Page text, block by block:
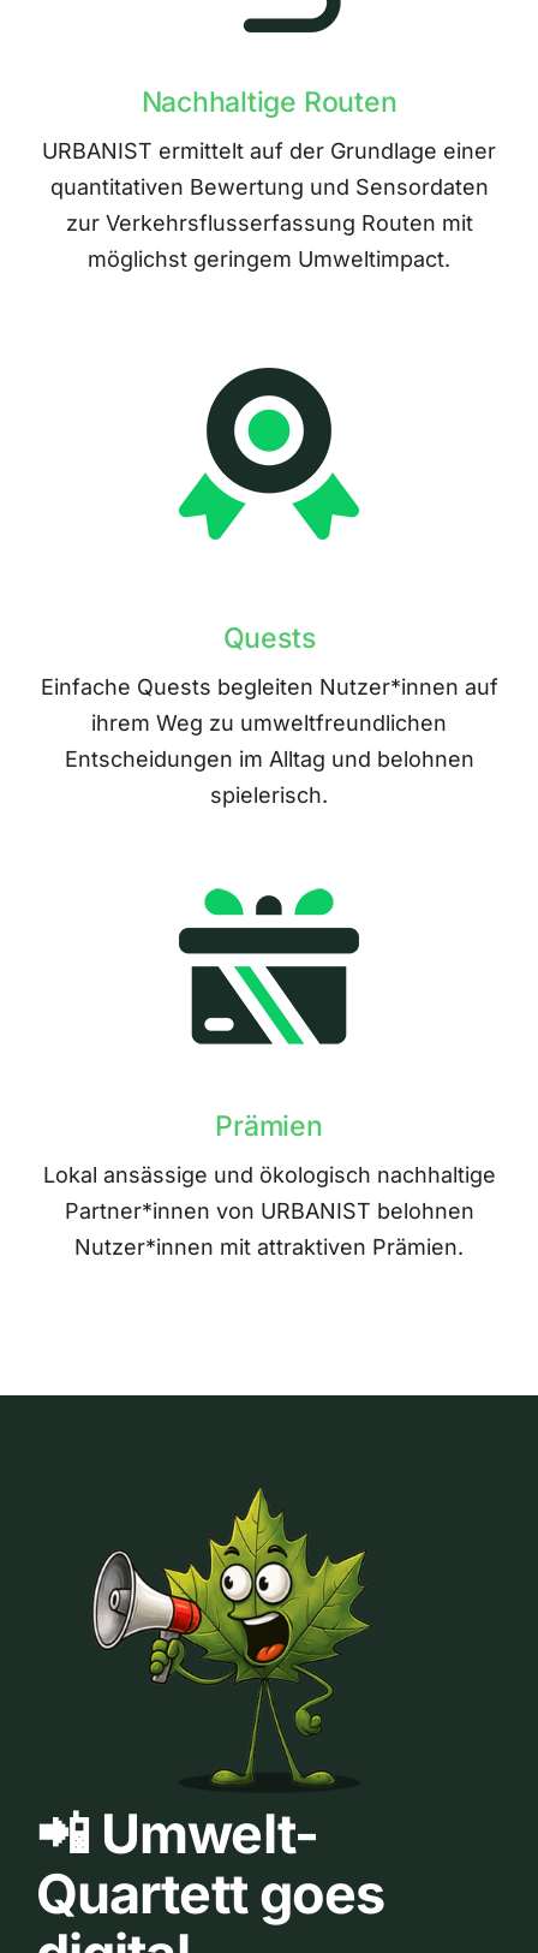
Nachhaltige Routen
URBANIST ermittelt auf der Grundlage einer
quantitativen Bewertung und Sensordaten
zur Verkehrsflusserfassung Routen mit
möglichst geringem Umweltimpact.
Quests
Einfache Quests begleiten Nutzer*innen auf
ihrem Weg zu umweltfreundlichen
Entscheidungen im Alltag und belohnen
spielerisch.
Prämien
Lokal ansässige und ökologisch nachhaltige
Partner*innen von URBANIST belohnen
Nutzer*innen mit attraktiven Prämien.
📲 Umwelt-
Quartett goes